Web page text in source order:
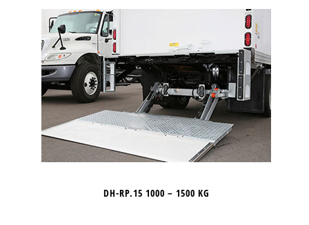
DH-RP.15 1000 – 1500 KG